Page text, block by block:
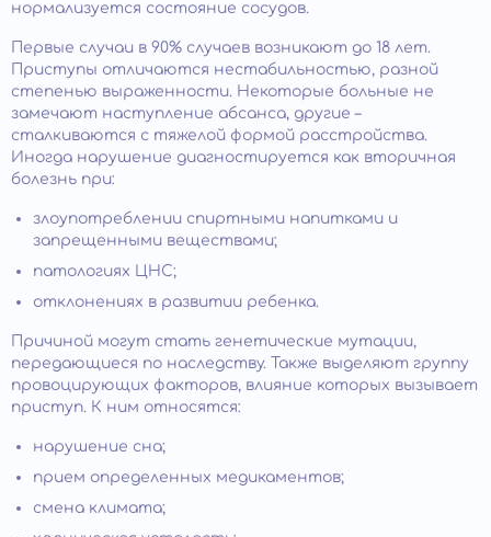
нормализуется состояние сосудов.
Первые случаи в 90% случаев возникают до 18 лет.
Приступы отличаются нестабильностью, разной
степенью выраженности. Некоторые больные не
замечают наступление абсанса, другие –
сталкиваются с тяжелой формой расстройства.
Иногда нарушение диагностируется как вторичная
болезнь при:
злоупотреблении спиртными напитками и
запрещенными веществами;
патологиях ЦНС;
отклонениях в развитии ребенка.
Причиной могут стать генетические мутации,
передающиеся по наследству. Также выделяют группу
провоцирующих факторов, влияние которых вызывает
приступ. К ним относятся:
нарушение сна;
прием определенных медикаментов;
смена климата;